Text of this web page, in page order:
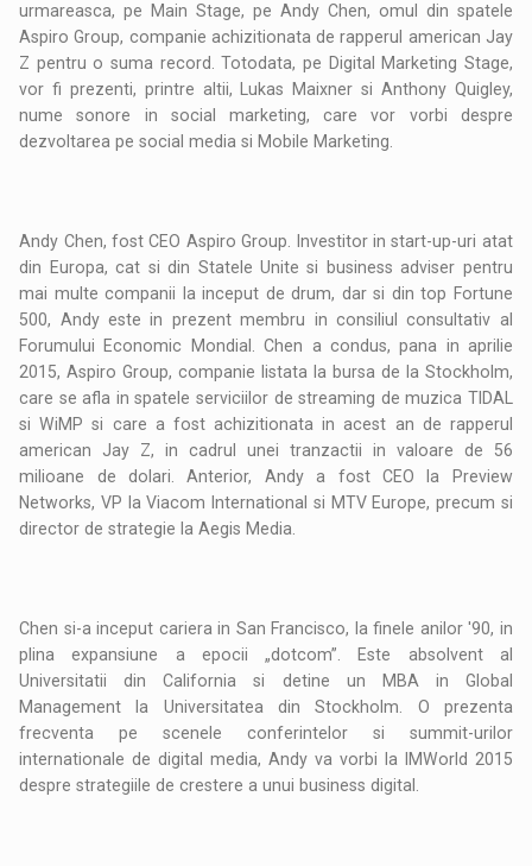
urmareasca, pe Main Stage, pe Andy Chen, omul din spatele
Aspiro Group, companie achizitionata de rapperul american Jay
Z pentru o suma record. Totodata, pe Digital Marketing Stage,
vor fi prezenti, printre altii, Lukas Maixner si Anthony Quigley,
nume sonore in social marketing, care vor vorbi despre
dezvoltarea pe social media si Mobile Marketing.
Andy Chen, fost CEO Aspiro Group. Investitor in start-up-uri atat
din Europa, cat si din Statele Unite si business adviser pentru
mai multe companii la inceput de drum, dar si din top Fortune
500, Andy este in prezent membru in consiliul consultativ al
Forumului Economic Mondial. Chen a condus, pana in aprilie
2015, Aspiro Group, companie listata la bursa de la Stockholm,
care se afla in spatele serviciilor de streaming de muzica TIDAL
si WiMP si care a fost achizitionata in acest an de rapperul
american Jay Z, in cadrul unei tranzactii in valoare de 56
milioane de dolari. Anterior, Andy a fost CEO la Preview
Networks, VP la Viacom International si MTV Europe, precum si
director de strategie la Aegis Media.
Chen si-a inceput cariera in San Francisco, la finele anilor '90, in
plina expansiune a epocii „dotcom”. Este absolvent al
Universitatii din California si detine un MBA in Global
Management la Universitatea din Stockholm. O prezenta
frecventa pe scenele conferintelor si summit-urilor
internationale de digital media, Andy va vorbi la IMWorld 2015
despre strategiile de crestere a unui business digital.